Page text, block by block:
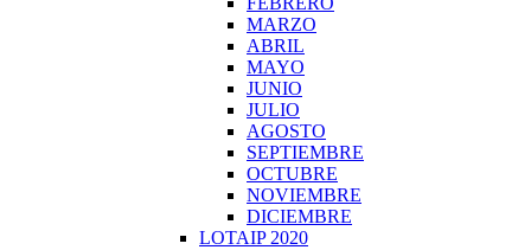
MARZO
ABRIL
MAYO
JUNIO
JULIO
AGOSTO
SEPTIEMBRE
OCTUBRE
NOVIEMBRE
DICIEMBRE
LOTAIP 2020